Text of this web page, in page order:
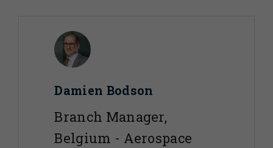
Damien Bodson
Branch Manager,
Belgium - Aerospace